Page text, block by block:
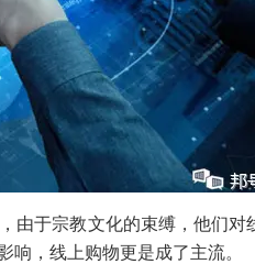
由于宗教文化的束缚，他们对
响，线上购物更是成了主流。